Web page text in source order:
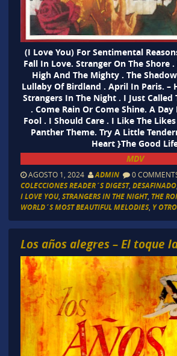
(I Love You) For Sentimental
Fall In Love. Stranger On The Shore
High And The Mighty . The
Lullaby Of Birdland . April In Paris. –
Strangers In The Night . I Just Called
. Come Rain Or Come Shine. A
Fool . I Should Care . I Like The
Panther Theme. Try A Little
Heart }The Good
MDV
AGOSTO 1, 2024 ADMIN 0
COLECCIONES READER´S DIGEST, DESAFINADO,
I LOVE YOU, STRANGERS IN THE NIGHT, THE
WORLD´S MOST BEAUTIFUL MELODIES, Y
Los años alegres – El toque